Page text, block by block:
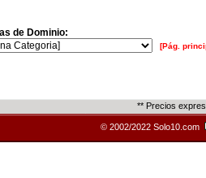
de Dominio:
[Pág.
** Precios
© 2002/2022 Solo10.com